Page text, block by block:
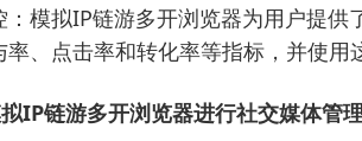
：模拟IP链游多开浏览器为用户提供
率、点击率和转化率等指标，并使用
IP链游多开浏览器进行社交媒体管理